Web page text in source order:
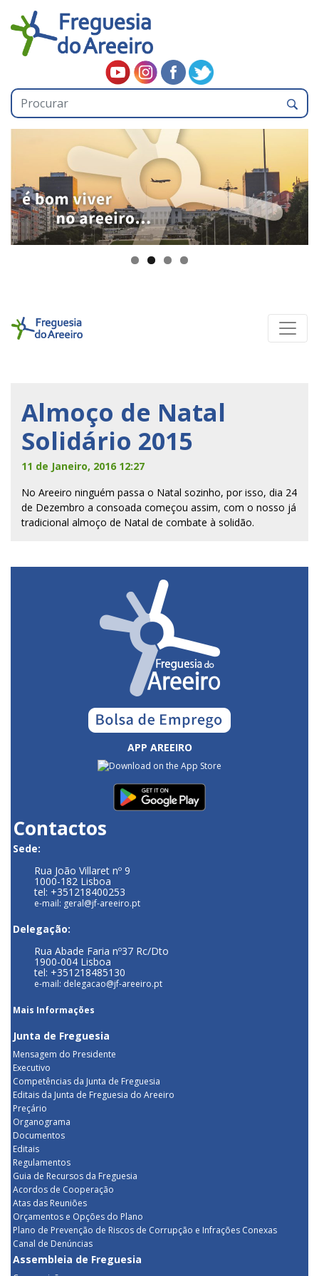
Almoço de Natal
Solidário 2015
11 de Janeiro, 2016 12:27
No Areeiro ninguém passa o Natal sozinho, por isso, dia 24
de Dezembro a consoada começou assim, com o nosso já
tradicional almoço de Natal de combate à solidão.
APP AREEIRO
Contactos
Sede:
Rua João Villaret nº 9
1000-182 Lisboa
tel: +351218400253
e-mail: geral@jf-areeiro.pt
Delegação:
Rua Abade Faria nº37 Rc/Dto
1900-004 Lisboa
tel: +351218485130
e-mail: delegacao@jf-areeiro.pt
Mais Informações
Junta de Freguesia
Mensagem do Presidente
Executivo
Competências da Junta de Freguesia
Editais da Junta de Freguesia do Areeiro
Preçário
Organograma
Documentos
Editais
Regulamentos
Guia de Recursos da Freguesia
Acordos de Cooperação
Atas das Reuniões
Orçamentos e Opções do Plano
Plano de Prevenção de Riscos de Corrupção e Infrações Conexas
Canal de Denúncias
Assembleia de Freguesia